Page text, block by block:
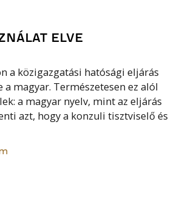
ELVE
a közigazgatási hatósági eljárás
a magyar. Természetesen ez alól
a magyar nyelv, mint az eljárás
azt, hogy a konzuli tisztviselő és